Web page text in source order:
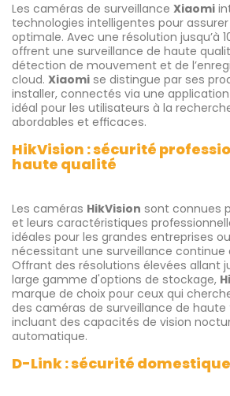
Les caméras de surveillance Xiaomi
technologies intelligentes pour
optimale. Avec une résolution jusqu’à
offrent une surveillance de haute
détection de mouvement et de
cloud. Xiaomi se distingue par ses
installer, connectés via une
idéal pour les utilisateurs à la
abordables et efficaces.
HikVision : sécurité
haute qualité
Les caméras HikVision sont connues
et leurs caractéristiques
idéales pour les grandes entreprises
nécessitant une surveillance continue
Offrant des résolutions élevées allant
large gamme d'options de stockage,
marque de choix pour ceux qui
des caméras de surveillance de haute
incluant des capacités de vision
automatique.
D-Link : sécurité